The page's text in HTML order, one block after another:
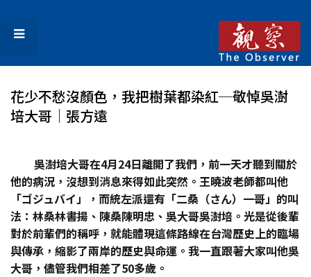
花少不愁沒顏色，我把樹葉都染紅─敬悼吳澍
培大哥│張方遠
吳澍培大哥在4月24日離開了我們，前一天才聽到關於
他的病況，沒想到消息來得如此突然。王曉波老師都叫他
「ゴジュバイ」，而統左派還有「二桑（さん）一哥」的叫
法：林桑林書揚、陳桑陳明忠、吳大哥吳澍培。光是從後輩
對於前輩們的稱呼，就能體現這條路線在台灣歷史上的臨場
與傳承，縮影了兩岸的歷史與命運。我一直跟著大家叫他吳
大哥，儘管我們相差了50多歲。